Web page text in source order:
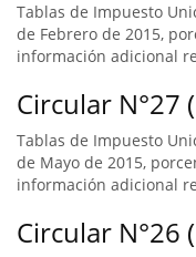
Tablas de Impuesto
de Febrero de 2015,
información adicional
Circular N°27
Tablas de Impuesto
de Mayo de 2015,
información adicional
Circular N°26